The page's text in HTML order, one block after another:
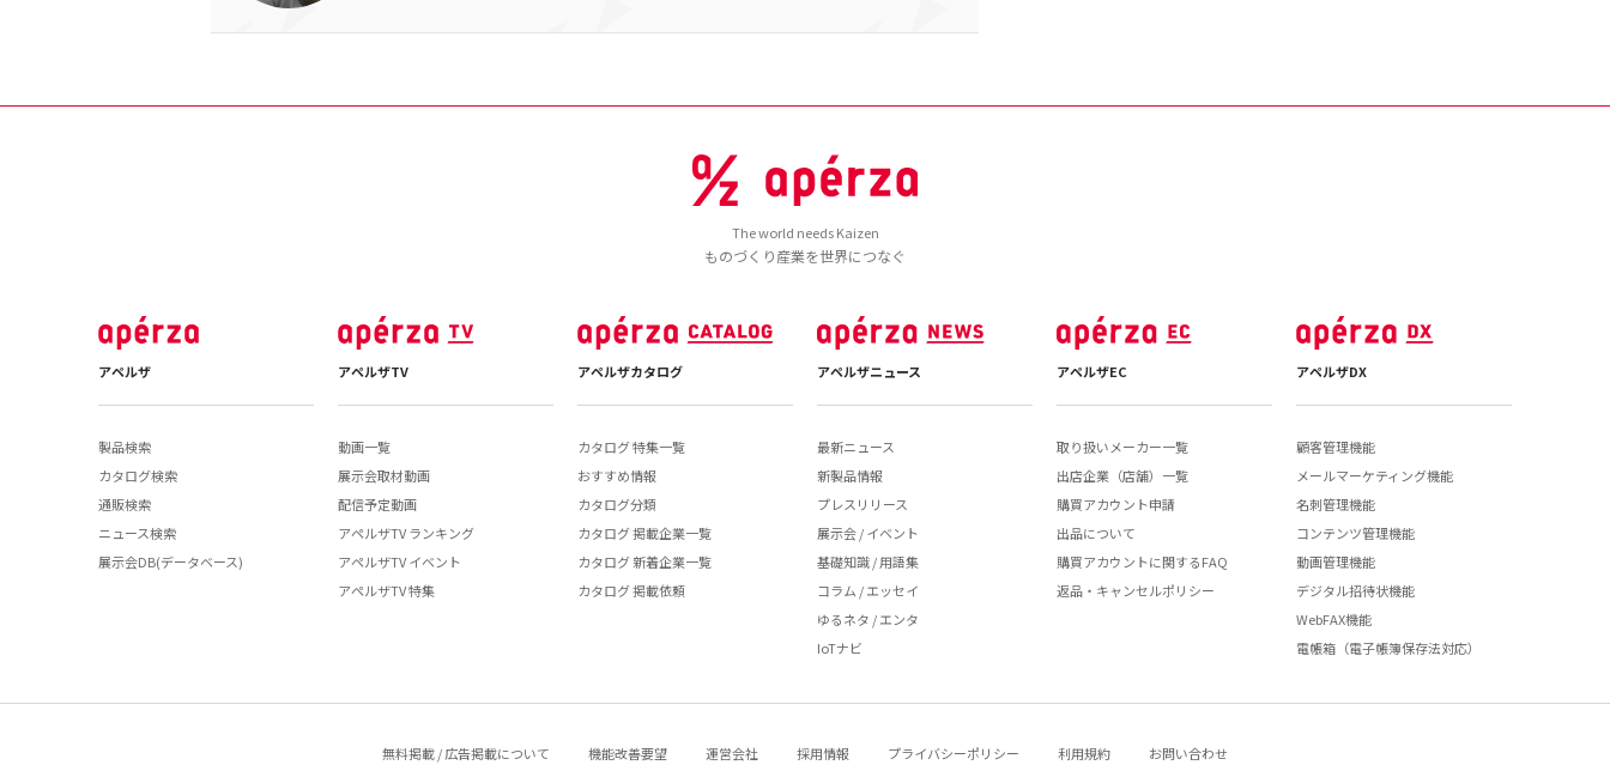
The world needs Kaizen
ものづくり産業を世界につなぐ
アペルザ
製品検索
カタログ検索
通販検索
ニュース検索
展示会DB(データベース)
アペルザTV
動画一覧
展示会取材動画
配信予定動画
アペルザTV ランキング
アペルザTV イベント
アペルザTV 特集
アペルザカタログ
カタログ 特集一覧
おすすめ情報
カタログ分類
カタログ 掲載企業一覧
カタログ 新着企業一覧
カタログ 掲載依頼
アペルザニュース
最新ニュース
新製品情報
プレスリリース
展示会 / イベント
基礎知識 / 用語集
コラム / エッセイ
ゆるネタ / エンタ
IoTナビ
アペルザEC
取り扱いメーカー一覧
出店企業（店舗）一覧
購買アカウント申請
出品について
購買アカウントに関するFAQ
返品・キャンセルポリシー
アペルザDX
顧客管理機能
メールマーケティング機能
名刺管理機能
コンテンツ管理機能
動画管理機能
デジタル招待状機能
WebFAX機能
電帳箱（電子帳簿保存法対応）
無料掲載 / 広告掲載について 機能改善要望 運営会社 採用情報 プライバシーポリシー 利用規約 お問い合わせ